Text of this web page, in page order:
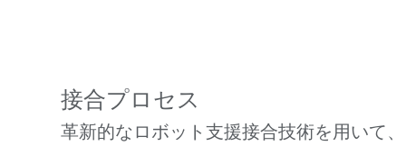
接合プロセス
革新的なロボット支援接合技術を用いて、